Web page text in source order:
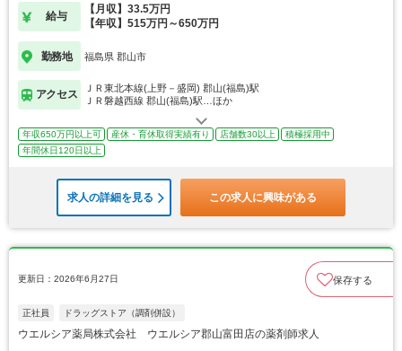
給与
【月収】33.5万円
【年収】515万円～650万円
勤務地 福島県 郡山市
アクセス
ＪＲ東北本線(上野－盛岡) 郡山(福島)駅
ＪＲ磐越西線 郡山(福島)駅…ほか
年収650万円以上可 産休・育休取得実績有り 店舗数30以上
積極採用中
年間休日120日以上
求人の詳細を見る この求人に興味がある
更新日：2026年6月27日 保存する
正社員 ドラッグストア（調剤併設）
ウエルシア薬局株式会社 ウエルシア郡山富田店の薬剤師求人